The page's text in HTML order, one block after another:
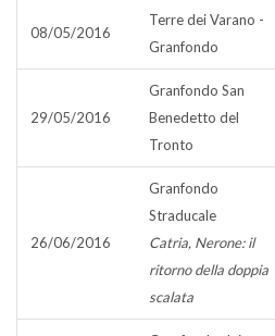
08/05/2016
Terre dei Varano -
Granfondo
29/05/2016
Granfondo San
Benedetto del
Tronto
26/06/2016
Granfondo
Straducale
Catria, Nerone: il
ritorno della doppia
scalata